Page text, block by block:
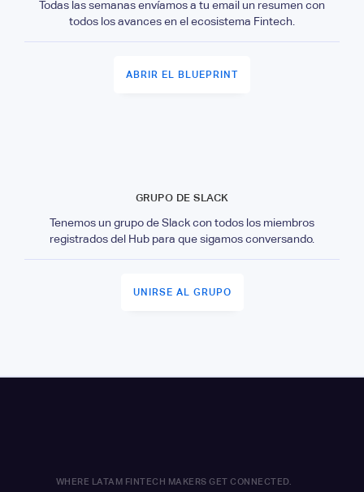
Todas las semanas envíamos a tu email un resumen con
todos los avances en el ecosistema Fintech.
ABRIR EL BLUEPRINT
GRUPO DE SLACK
Tenemos un grupo de Slack con todos los miembros
registrados del Hub para que sigamos conversando.
UNIRSE AL GRUPO
WHERE LATAM FINTECH MAKERS GET CONNECTED.